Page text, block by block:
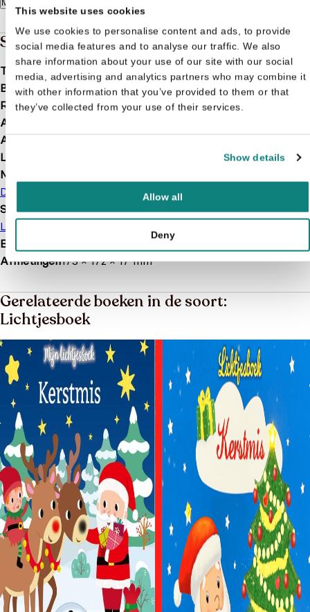
This website uses cookies
We use cookies to personalise content and ads, to provide
social media features and to analyse our traffic. We also
share information about your use of our site with our social
media, advertising and analytics partners who may combine it
with other information that you’ve provided to them or that
they’ve collected from your use of their services.
Show details
Allow all
Deny
Meer lezen
Specificaties
Taal
BindwijzeHardcover
Releasedatum2017-09-21
Aantal pagina's
Afbeelding
Leeftijd
Merk
De Ballon
Soort boek
Lichtjesboek
EAN
Afmetingen173 × 172 × 17 mm
Gerelateerde boeken in de soort:
Lichtjesboek